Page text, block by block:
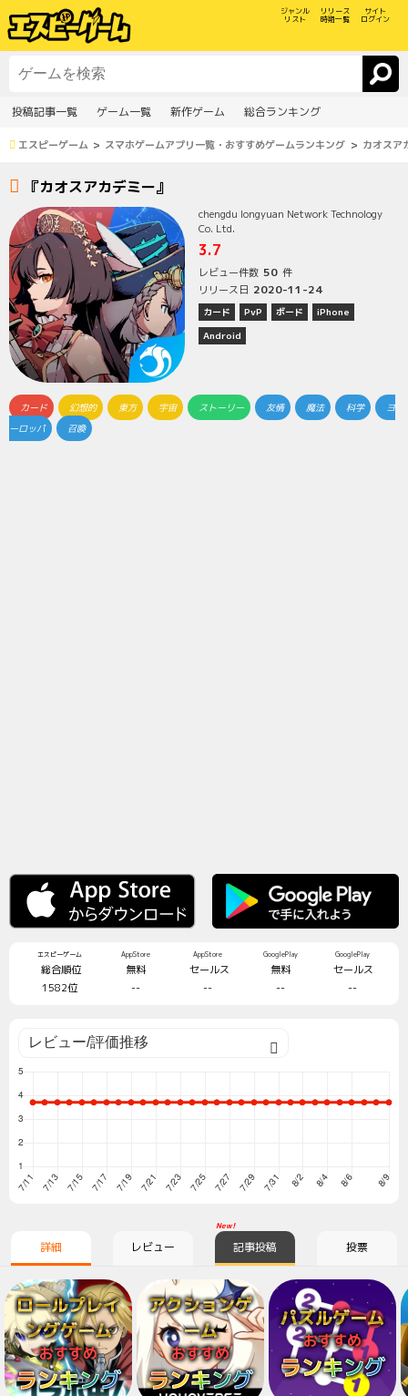
ジャンル
リスト
リリース
時期一覧
サイト
ログイン
投稿記事一覧 ゲーム一覧 新作ゲーム 総合ランキング
エスピーゲーム スマホゲームアプリ一覧・おすすめゲームランキング カオスア
『カオスアカデミー』
chengdu longyuan Network Technology
Co. Ltd.
3.7
レビュー件数 50 件
リリース日 2020-11-24
カード PvP ボード
iPhone
Android
カード 幻想的 東方 宇宙 ストーリー 友情 魔法 科学
ヨ
ーロッパ
召喚
エスピーゲーム
総合順位
1582位
AppStore
無料
--
AppStore
セールス
--
GooglePlay
無料
--
GooglePlay
セールス
--
詳細 レビュー
New!
記事投稿 投票
ロールプレイ
ングゲーム
おすすめ
ランキング
アクションゲ
ーム
おすすめ
ランキング
パズルゲーム
おすすめ
ランキング